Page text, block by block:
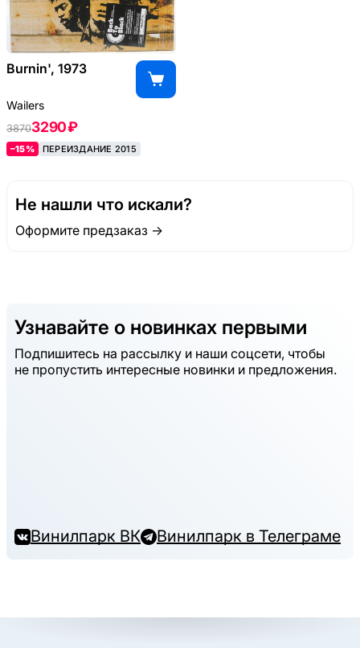
Burnin', 1973
Wailers
38703290 ₽
–15% ПЕРЕИЗДАНИЕ 2015
Не нашли что искали?
Оформите предзаказ →
Узнавайте о новинках первыми
Подпишитесь на рассылку и наши соцсети, чтобы
не пропустить интересные новинки и предложения.
Винилпарк ВК Винилпарк в Телеграме